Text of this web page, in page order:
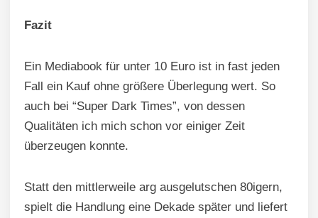
Fazit
Ein Mediabook für unter 10 Euro ist in fast jeden
Fall ein Kauf ohne größere Überlegung wert. So
auch bei “Super Dark Times”, von dessen
Qualitäten ich mich schon vor einiger Zeit
überzeugen konnte.
Statt den mittlerweile arg ausgelutschen 80igern,
spielt die Handlung eine Dekade später und liefert